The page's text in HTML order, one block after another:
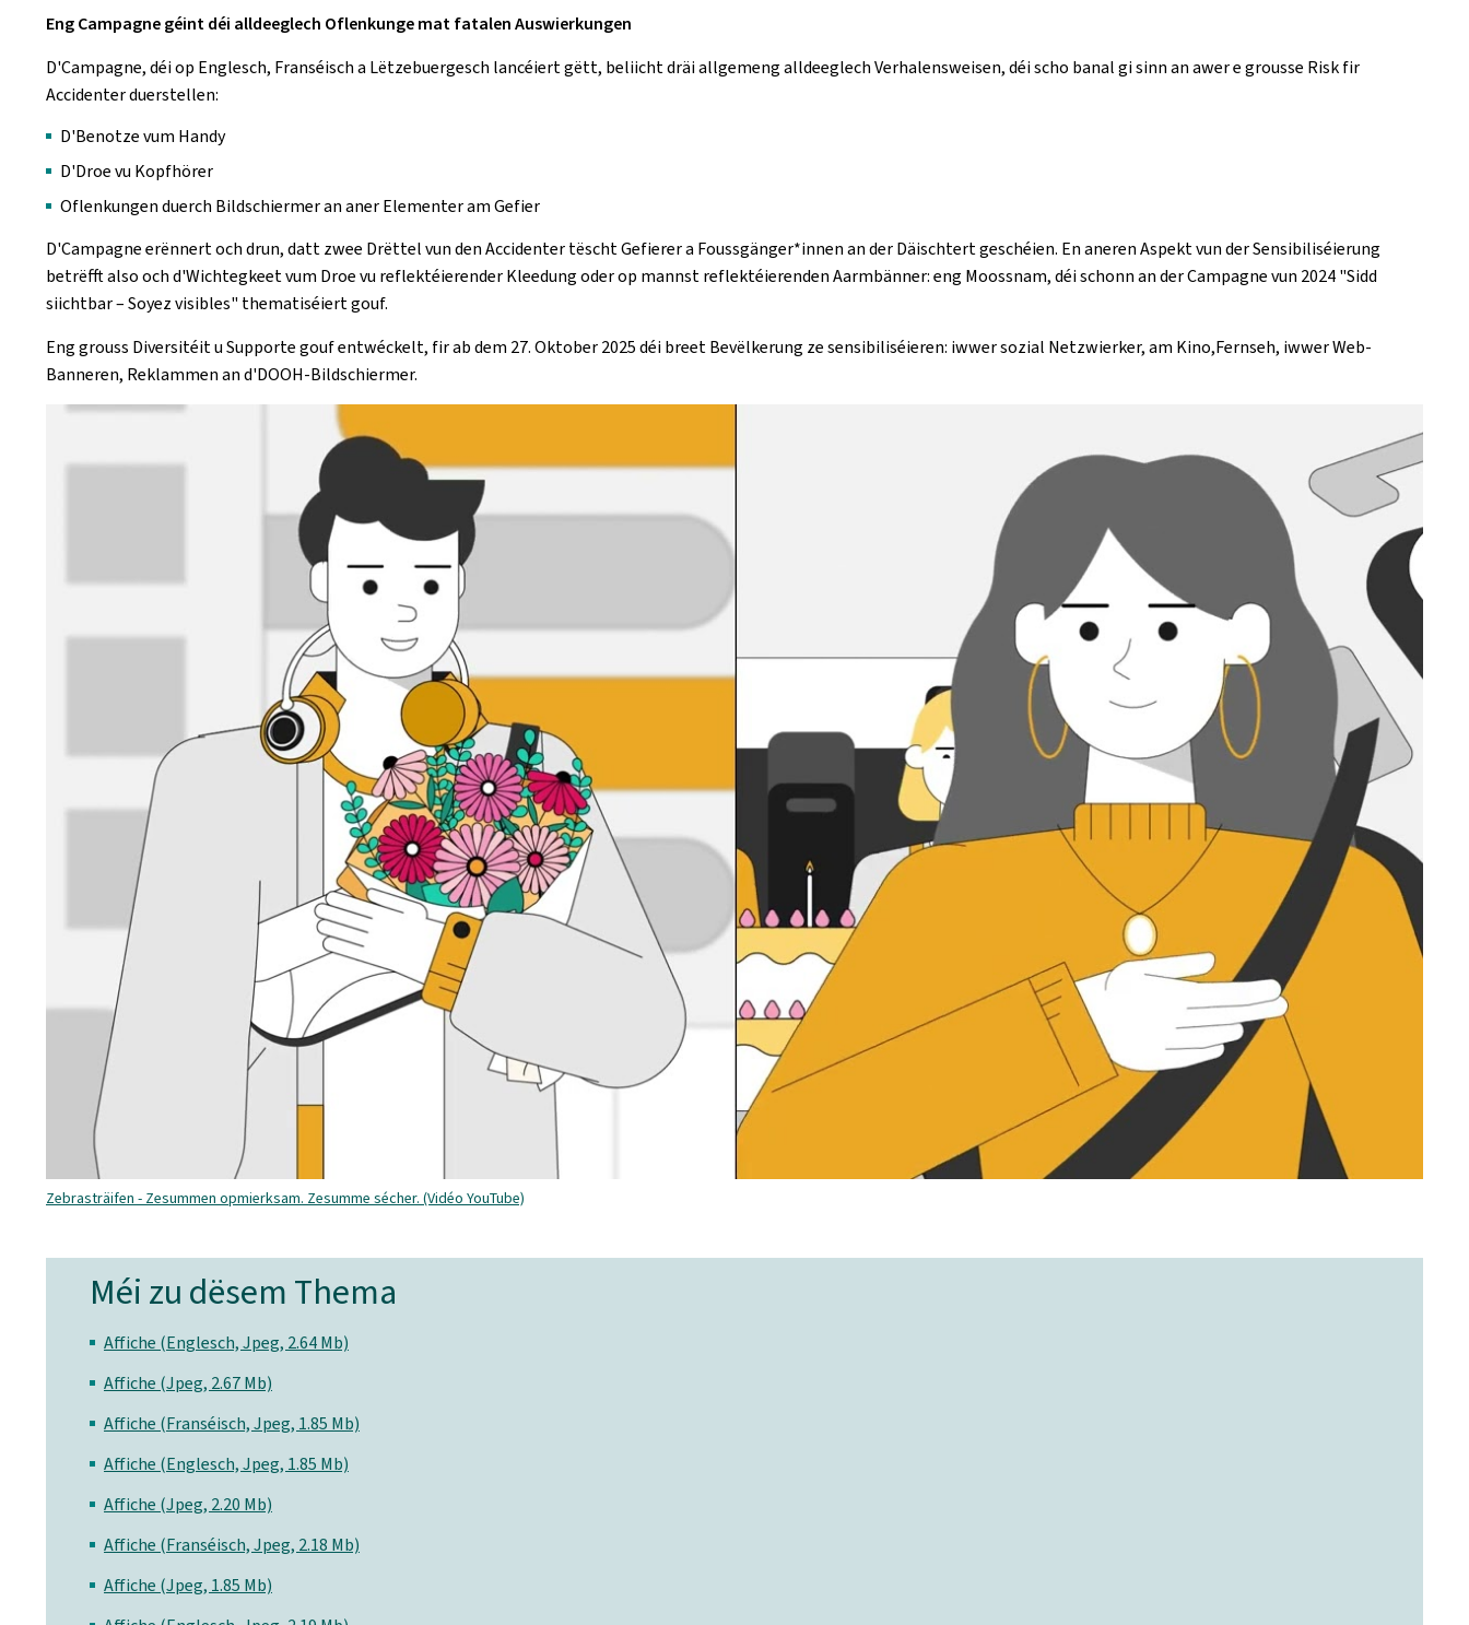
Eng Campagne géint déi alldeeglech Oflenkunge mat fatalen Auswierkungen
D'Campagne, déi op Englesch, Franséisch a Lëtzebuergesch lancéiert gëtt, beliicht dräi allgemeng alldeeglech Verhalensweisen, déi scho banal gi sinn an awer e grousse Risk fir
Accidenter duerstellen:
D'Benotze vum Handy
D'Droe vu Kopfhörer
Oflenkungen duerch Bildschiermer an aner Elementer am Gefier
D'Campagne erënnert och drun, datt zwee Drëttel vun den Accidenter tëscht Gefierer a Foussgänger*innen an der Däischtert geschéien. En aneren Aspekt vun der Sensibiliséierung
betrëfft also och d'Wichtegkeet vum Droe vu reflektéierender Kleedung oder op mannst reflektéierenden Aarmbänner: eng Moossnam, déi schonn an der Campagne vun 2024 "Sidd
siichtbar – Soyez visibles" thematiséiert gouf.
Eng grouss Diversitéit u Supporte gouf entwéckelt, fir ab dem 27. Oktober 2025 déi breet Bevëlkerung ze sensibiliséieren: iwwer sozial Netzwierker, am Kino,Fernseh, iwwer Web-
Banneren, Reklammen an d'DOOH-Bildschiermer.
Zebrasträifen - Zesummen opmierksam. Zesumme sécher. (Vidéo YouTube)
Méi zu dësem Thema
Affiche (Englesch, Jpeg, 2.64 Mb)
Affiche (Jpeg, 2.67 Mb)
Affiche (Franséisch, Jpeg, 1.85 Mb)
Affiche (Englesch, Jpeg, 1.85 Mb)
Affiche (Jpeg, 2.20 Mb)
Affiche (Franséisch, Jpeg, 2.18 Mb)
Affiche (Jpeg, 1.85 Mb)